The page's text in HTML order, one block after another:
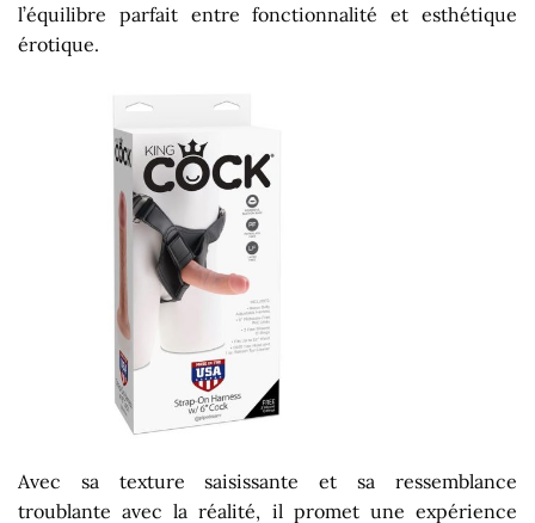
l’équilibre parfait entre fonctionnalité et esthétique
érotique.
Avec sa texture saisissante et sa ressemblance
troublante avec la réalité, il promet une expérience